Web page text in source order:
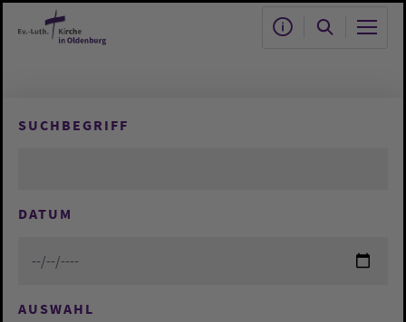
Zum Hauptinhalt springen
SUCHBEGRIFF
DATUM
AUSWAHL